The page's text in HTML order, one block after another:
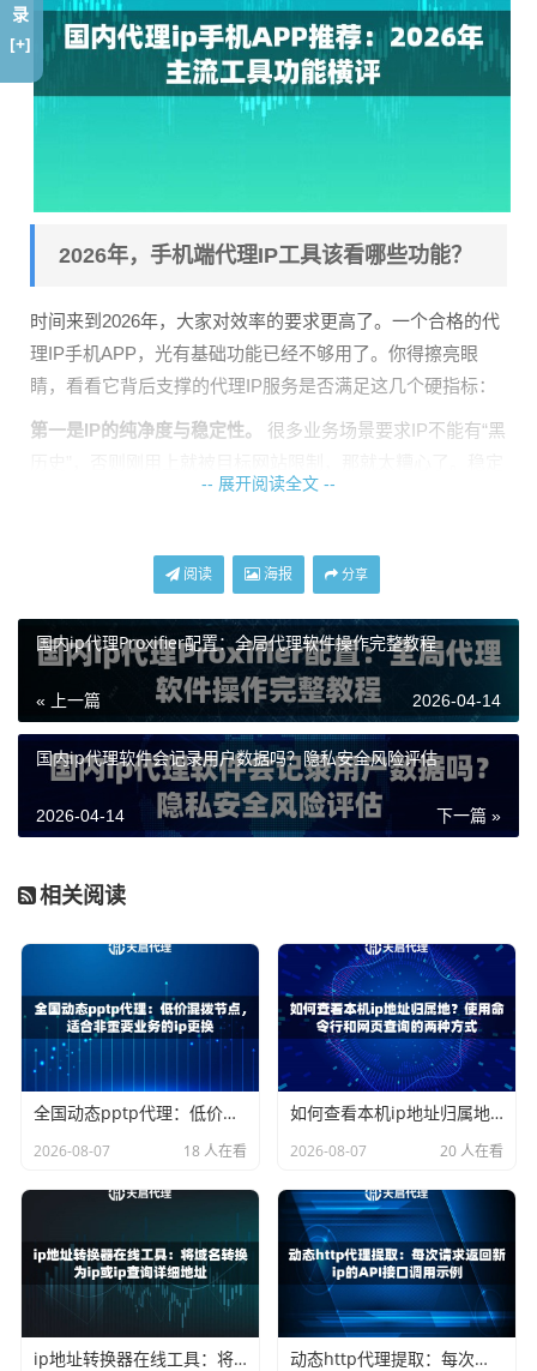
2026年，手机端代理IP工具该看哪些功能？
时间来到2026年，大家对效率的要求更高了。一个合格的代
理IP手机APP，光有基础功能已经不够用了。你得擦亮眼
睛，看看它背后支撑的代理IP服务是否满足这几个硬指标：
第一是IP的纯净度与稳定性。
很多业务场景要求IP不能有“黑
的连接意味着你的任务不会频繁中断。
着。如果调用一个IP就要好几秒，甚至经常请求超时，那再
第三是节点覆盖与灵活性。业务需要不同地区的IP时，APP
是否能快速提供？节点数量是否充足，避免大家挤在一起用
导致速度变慢？
第四是授权与集成的便捷性。在手机上配置代理，最好能简
化操作，比如支持一键生成授权链接或者扫码接入，避免复
杂的参数设置。
天启代理：如何为手机APP提供强力支撑？
上面提到的这些核心需求，天启代理的解决方案做得比较到
位。它本身是专注于提供高质量代理IP资源的服务商，其特
性非常适合集成到手机APP中，来提升你的移动办公效率。
天启代理拥有 全国200多个城市的自建机房节点。这意味着
当你通过APP选择IP时，有广泛的地理位置可选，而且因为
是自建机房，IP资源比较纯净，有效降低了因IP被污染而导
致业务失败的风险。
在速度方面，天启代理强调其
IP可用率不低于99%，响应延
。对于手机APP用户来说，最直观的感
受就是切换IP速度快，任务执行流畅，不会出现卡顿或长时
间无响应的情况。
最后是易用性，天启代理支持
HTTP/HTTPS/SOCKS5三种主
-- 展开阅读全文 --
阅读 海报 分享
国内ip代理Proxifier配置：全局代理软件操作完整教程
« 上一篇 2026-04-14
国内ip代理软件会记录用户数据吗？隐私安全风险评估
下一篇 »
2026-04-14
相关阅读
全国动态pptp代理：低价混拨节点，适合非重要业务的ip更换
2026-08-07 18 人在看
如何查看本机ip地址归属地？使用命令行和网页查询的两种方式
2026-08-07 20 人在看
ip地址转换器在线工具：将域名转换为ip或ip查询详细地址 动态http代理提取：每次请求返回新ip的API接口调用示例
录
[+]